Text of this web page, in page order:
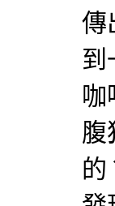
傳
到
咖
腹
的